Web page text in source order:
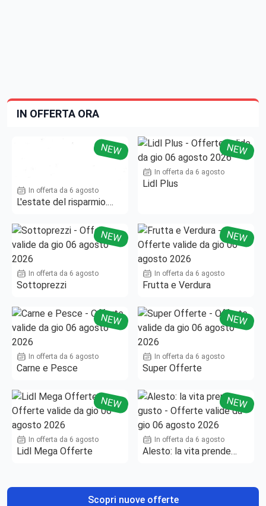
IN OFFERTA ORA
NEW
In offerta da 6 agosto
L'estate del risparmio.
NEW
In offerta da 6 agosto
Lidl Plus
NEW
In offerta da 6 agosto
Sottoprezzi
NEW
In offerta da 6 agosto
Frutta e Verdura
NEW
In offerta da 6 agosto
Carne e Pesce
NEW
In offerta da 6 agosto
Super Offerte
NEW
In offerta da 6 agosto
Lidl Mega Offerte
NEW
In offerta da 6 agosto
Alesto: la vita prende
Scopri nuove offerte